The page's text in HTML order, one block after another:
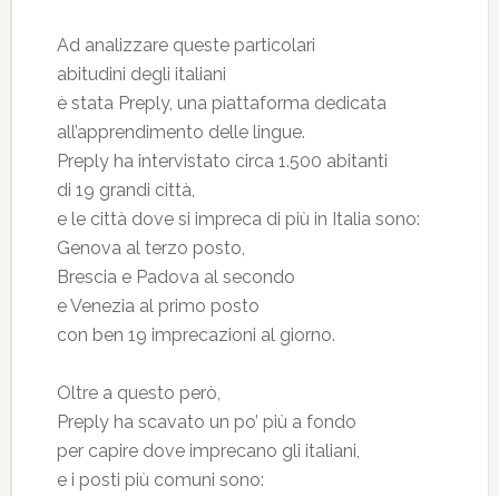
Ad analizzare queste particolari
abitudini degli italiani
è stata Preply, una piattaforma dedicata
all’apprendimento delle lingue.
Preply ha intervistato circa 1.500 abitanti
di 19 grandi città,
e le città dove si impreca di più in Italia sono:
Genova al terzo posto,
Brescia e Padova al secondo
e Venezia al primo posto
con ben 19 imprecazioni al giorno.
Oltre a questo però,
Preply ha scavato un po’ più a fondo
per capire dove imprecano gli italiani,
e i posti più comuni sono: